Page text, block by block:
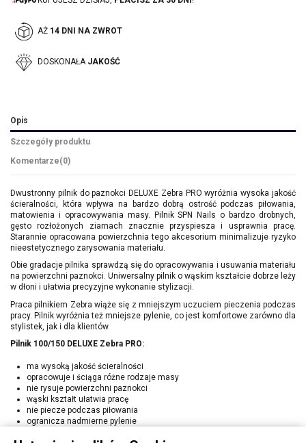
AŻ 14 DNI NA ZWROT
DOSKONAŁA JAKOŚĆ
Opis
Szczegóły produktu
Komentarze(0)
Dwustronny pilnik do paznokci DELUXE Zebra PRO wyróżnia wysoka jakość
ścieralności, która wpływa na bardzo dobrą ostrość podczas piłowania,
matowienia i opracowywania masy. Pilnik SPN Nails o bardzo drobnych,
gęsto rozłożonych ziarnach znacznie przyspiesza i usprawnia pracę.
Starannie opracowana powierzchnia tego akcesorium minimalizuje ryzyko
nieestetycznego zarysowania materiału.
Obie gradacje pilnika sprawdzą się do opracowywania i usuwania materiału
na powierzchni paznokci. Uniwersalny pilnik o wąskim kształcie dobrze leży
w dłoni i ułatwia precyzyjne wykonanie stylizacji.
Praca pilnikiem Zebra wiąże się z mniejszym uczuciem pieczenia podczas
pracy. Pilnik wyróżnia też mniejsze pylenie, co jest komfortowe zarówno dla
stylistek, jak i dla klientów.
Pilnik 100/150 DELUXE Zebra PRO:
ma wysoką jakość ścieralności
opracowuje i ściąga różne rodzaje masy
nie rysuje powierzchni paznokci
wąski kształt ułatwia pracę
nie piecze podczas piłowania
ogranicza nadmierne pylenie